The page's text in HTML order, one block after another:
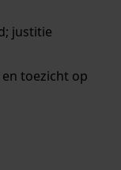
justitie
toezicht op